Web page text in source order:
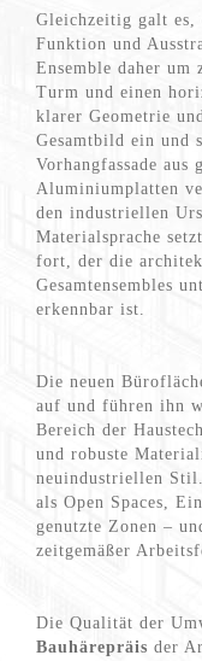
Gleichzeitig galt es,
Funktion und
Ensemble daher um
Turm und einen
klarer Geometrie
Gesamtbild ein und
Vorhangfassade
Aluminiumplatten
den industriellen
Materialsprache
fort, der die
Gesamtensembles
erkennbar ist.
Die neuen
auf und führen ihn
Bereich der
und robuste
neuindustriellen
als Open Spaces,
genutzte Zonen –
zeitgemäßer
Die Qualität der
Bauhärepräis der